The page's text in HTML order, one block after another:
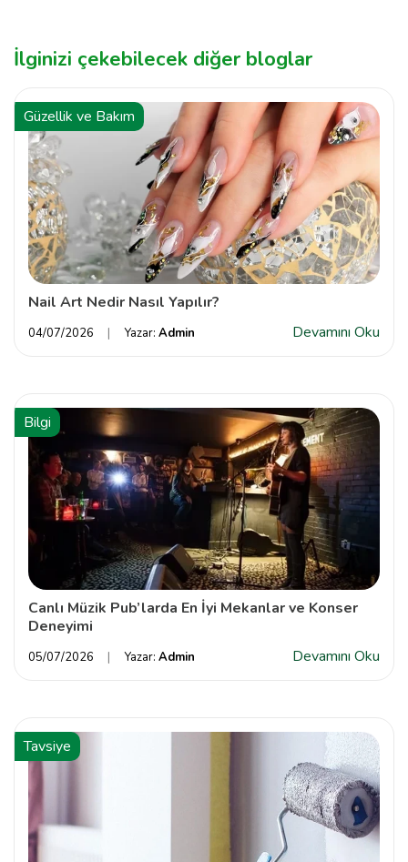
İlginizi çekebilecek diğer bloglar
Güzellik ve Bakım
Nail Art Nedir Nasıl Yapılır?
04/07/2026 Yazar: Admin Devamını Oku
Bilgi
Canlı Müzik Pub’larda En İyi Mekanlar ve Konser
Deneyimi
05/07/2026 Yazar: Admin Devamını Oku
Tavsiye